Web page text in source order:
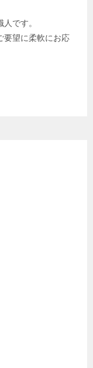
です。
要望に柔軟にお応